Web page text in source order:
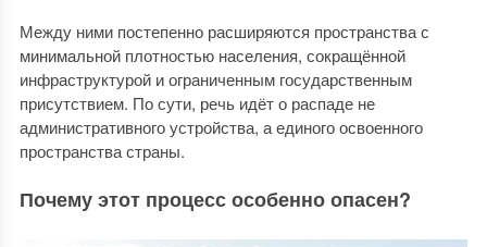
Между ними постепенно расширяются пространства с
минимальной плотностью населения, сокращённой
инфраструктурой и ограниченным государственным
присутствием. По сути, речь идёт о распаде не
административного устройства, а единого освоенного
пространства страны.
Почему этот процесс особенно опасен?